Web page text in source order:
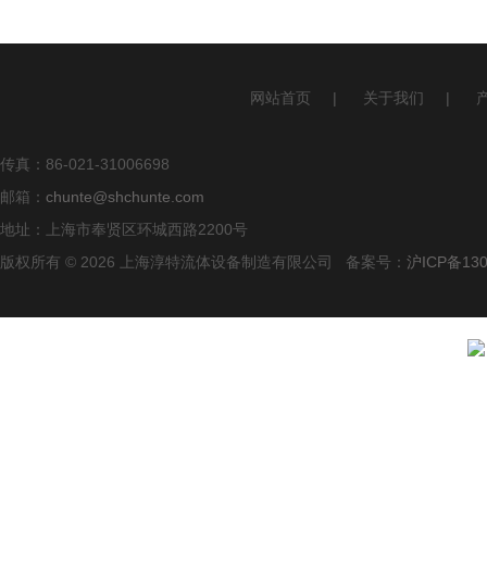
网站首页 | 关于我们 |
传真：86-021-31006698
邮箱： chunte@shchunte.com
地址：上海市奉贤区环城西路2200号
版权所有 © 2026 上海淳特流体设备制造有限公司 备案号： 沪ICP备